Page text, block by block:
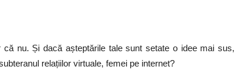
nu. Și dacă așteptările tale sunt setate o idee mai sus,
relațiilor virtuale, femei pe internet?